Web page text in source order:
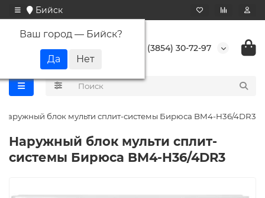
Бийск
Ваш город — Бийск?
+7 (3854) 30-72-97
Наружный блок мульти сплит-системы Бирюса BM4-H36/4DR3
Наружный блок мульти сплит-
системы Бирюса BM4-H36/4DR3